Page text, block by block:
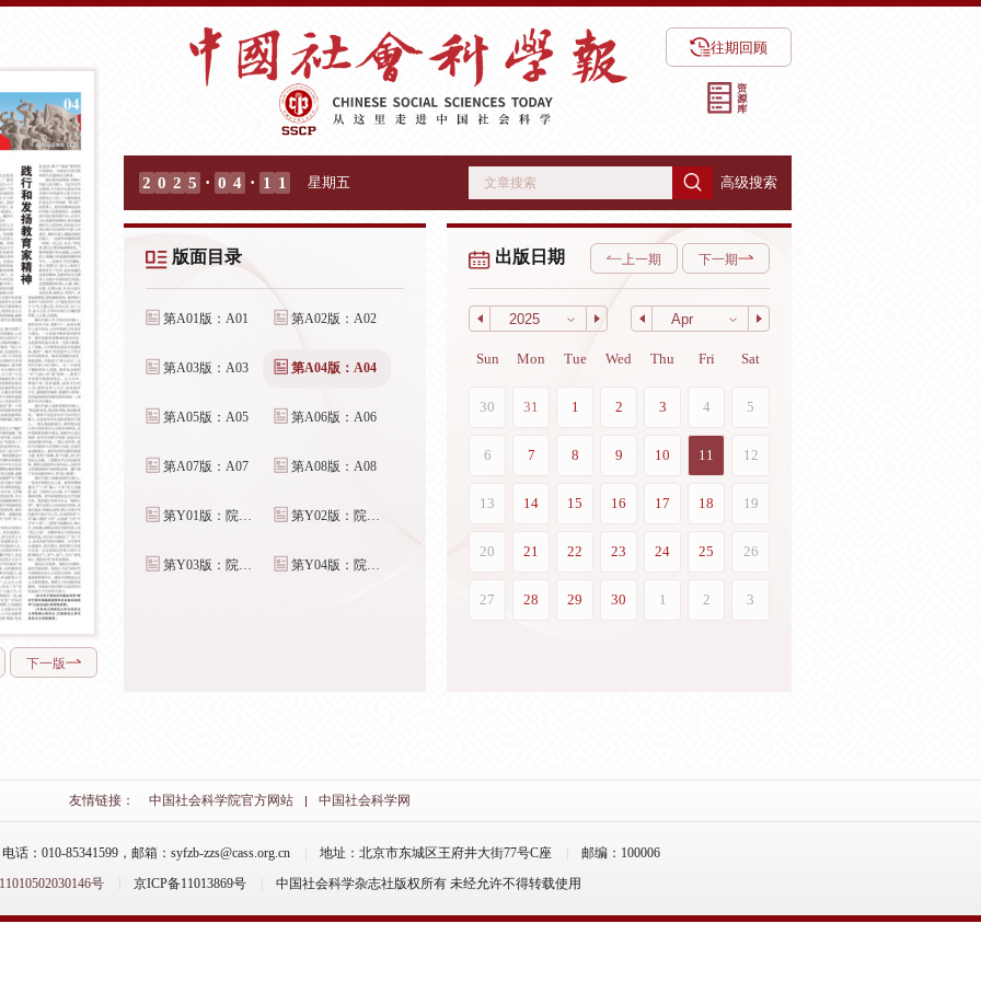
下一版
往期回顾
2 0 2 5 · 0 4 · 1 1 星期五 高级搜索
版面目录
第A01版：A01 第A02版：A02
第A03版：A03 第A04版：A04
第A05版：A05 第A06版：A06
第A07版：A07 第A08版：A08
专刊1 专刊2
出版日期 上一期 下一期
友情链接： 中国社会科学院官方网站 中国社会科学网
：010-85341599，邮箱：syfzb-zzs@cass.org.cn 地址：北京市东城区王府井大街77号C座
邮编：100006
号
京ICP备11013869号 中国社会科学杂志社版权所有 未经允许不得转载使用